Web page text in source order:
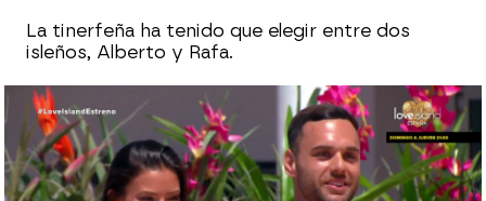
La tinerfeña ha tenido que elegir entre dos
isleños, Alberto y Rafa.
neox
Madrid
Publicado: 22 de mayo de 2022, 22:17